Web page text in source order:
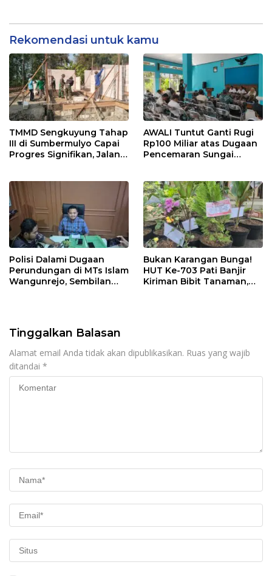
Rekomendasi untuk kamu
TMMD Sengkuyung Tahap
III di Sumbermulyo Capai
Progres Signifikan, Jalan
AWALI Tuntut Ganti Rugi
Rp100 Miliar atas Dugaan
Pencemaran Sungai
Polisi Dalami Dugaan
Perundungan di MTs Islam
Wangunrejo, Sembilan
Bukan Karangan Bunga!
HUT Ke-703 Pati Banjir
Kiriman Bibit Tanaman,
Tinggalkan Balasan
Alamat email Anda tidak akan dipublikasikan. Ruas yang wajib
ditandai *